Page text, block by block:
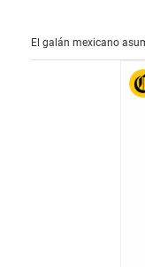
El galán mexicano